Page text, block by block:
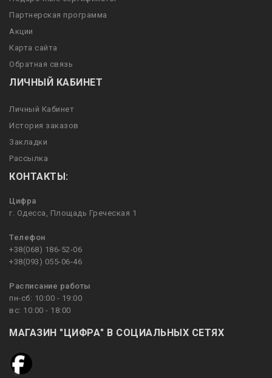
Партнерская программа
Акции
Карта сайта
Обратная связь
ЛИЧНЫЙ КАБИНЕТ
Личный Кабинет
История заказов
Закладки
Рассылка
КОНТАКТЫ:
Цифра
г. Одесса, Площадь Греческая 1
Телефон
+38(068) 186-52-06
+38(093) 055-06-46
Расписание работы
пн-сб: 10:00 - 19:00
вс: 10:00 - 18:00
МАГАЗИН "ЦИФРА" В СОЦИАЛЬНЫХ СЕТЯХ